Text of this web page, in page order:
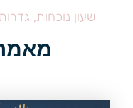
שעון נוכחות,